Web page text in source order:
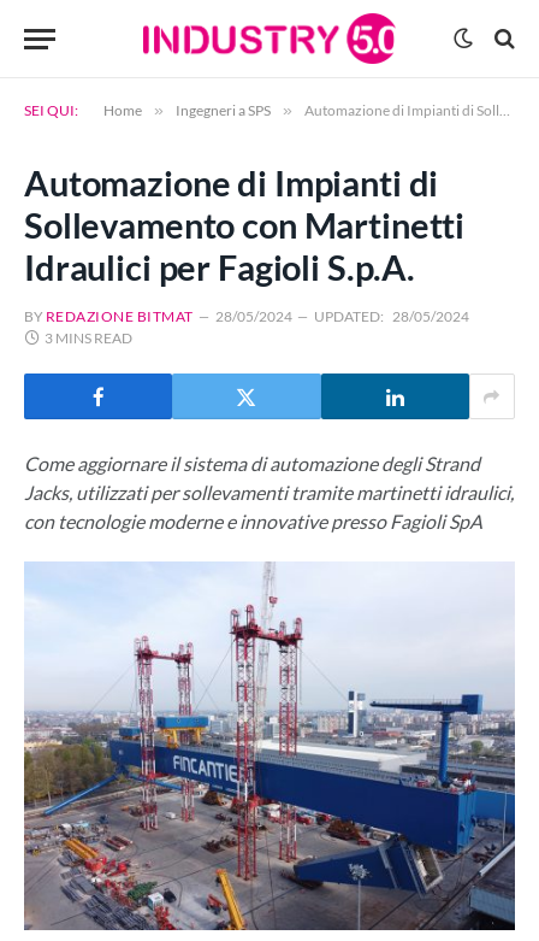
SEI QUI: Home » Ingegneri a SPS » Automazione di Impianti di Sollevamento con Martinetti Idraulici per Fagioli S.p.A.
Automazione di Impianti di
Sollevamento con Martinetti
Idraulici per Fagioli S.p.A.
BY REDAZIONE BITMAT 28/05/2024 UPDATED: 28/05/2024
3 MINS READ
Come aggiornare il sistema di automazione degli Strand
Jacks, utilizzati per sollevamenti tramite martinetti idraulici,
con tecnologie moderne e innovative presso Fagioli SpA